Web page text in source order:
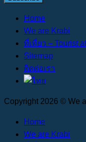
Home
We are Krabi
ที่เที่ยว – Tourist
Sitemap
ติดต่อเรา
Copyright 2026 © We
Home
We are Krabi